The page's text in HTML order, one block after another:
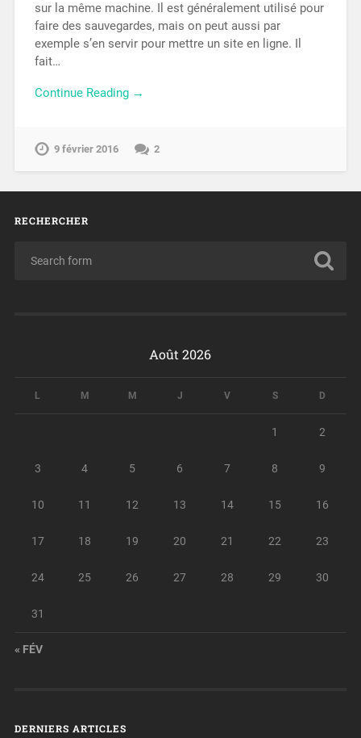
sur la même machine. Il est généralement utilisé pour
faire des sauvegardes, mais on peut aussi par
exemple s’en servir pour mettre un site en ligne. Il
fait…
Continue Reading →
9 février 2016 2
RECHERCHER
Août 2026
L M M J V S D
1 2
3 4 5 6 7 8 9
10 11 12 13 14 15 16
17 18 19 20 21 22 23
24 25 26 27 28 29 30
31
« FÉV
DERNIERS ARTICLES